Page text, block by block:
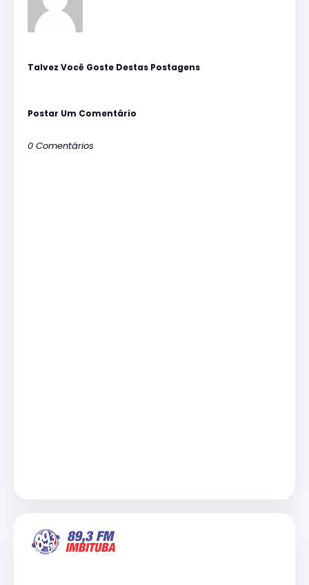
Talvez Você Goste Destas Postagens
Postar Um Comentário
0 Comentários